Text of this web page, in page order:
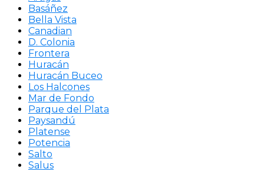
Basáñez
Bella Vista
Canadian
D. Colonia
Frontera
Huracán
Huracán Buceo
Los Halcones
Mar de Fondo
Parque del Plata
Paysandú
Platense
Potencia
Salto
Salus